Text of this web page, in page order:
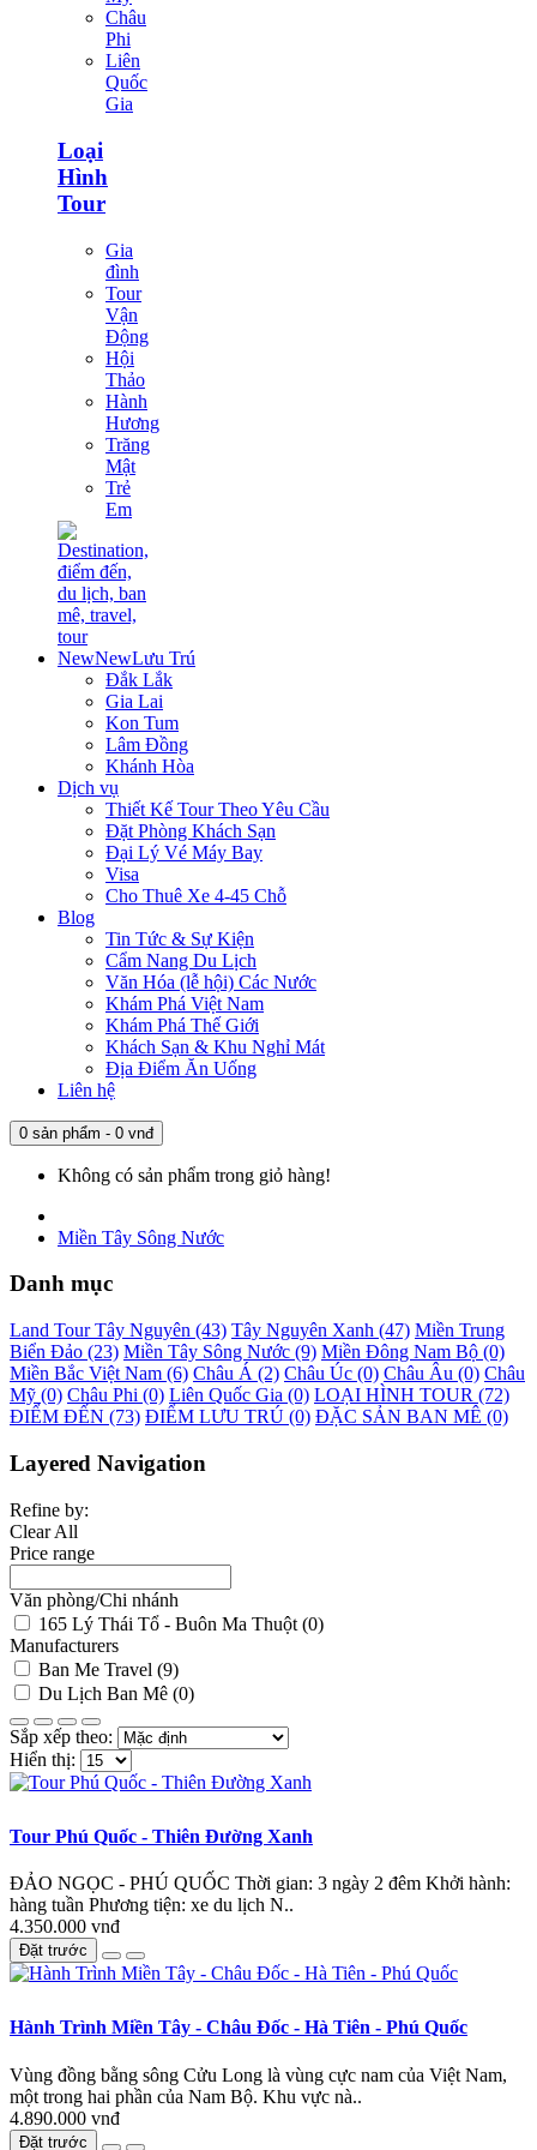
Châu
Phi
Liên
Quốc
Gia
Loại
Hình
Tour
Gia
đình
Tour
Vận
Động
Hội
Thảo
Hành
Hương
Trăng
Mật
Trẻ
Em
NewNewLưu Trú
Đắk Lắk
Gia Lai
Kon Tum
Lâm Đồng
Khánh Hòa
Dịch vụ
Thiết Kế Tour Theo Yêu Cầu
Đặt Phòng Khách Sạn
Đại Lý Vé Máy Bay
Visa
Cho Thuê Xe 4-45 Chỗ
Blog
Tin Tức & Sự Kiện
Cẩm Nang Du Lịch
Văn Hóa (lễ hội) Các Nước
Khám Phá Việt Nam
Khám Phá Thế Giới
Khách Sạn & Khu Nghỉ Mát
Địa Điểm Ăn Uống
Liên hệ
0 sản phẩm - 0 vnđ
Không có sản phẩm trong giỏ hàng!
Miền Tây Sông Nước
Danh mục
Land Tour Tây Nguyên (43) Tây Nguyên Xanh (47) Miền Trung
Biển Đảo (23) Miền Tây Sông Nước (9) Miền Đông Nam Bộ (0)
Miền Bắc Việt Nam (6) Châu Á (2) Châu Úc (0) Châu Âu (0) Châu
Mỹ (0) Châu Phi (0) Liên Quốc Gia (0) LOẠI HÌNH TOUR (72)
ĐIỂM ĐẾN (73) ĐIỂM LƯU TRÚ (0) ĐẶC SẢN BAN MÊ (0)
Layered Navigation
Refine by:
Clear All
Price range
Văn phòng/Chi nhánh
165 Lý Thái Tổ - Buôn Ma Thuột (0)
Manufacturers
Ban Me Travel (9)
Du Lịch Ban Mê (0)
Sắp xếp theo:
Hiển thị:
Tour Phú Quốc - Thiên Đường Xanh
ĐẢO NGỌC - PHÚ QUỐC Thời gian: 3 ngày 2 đêm Khởi hành:
hàng tuần Phương tiện: xe du lịch N..
4.350.000 vnđ
Đặt trước
Hành Trình Miền Tây - Châu Đốc - Hà Tiên - Phú Quốc
Vùng đồng bằng sông Cửu Long là vùng cực nam của Việt Nam,
một trong hai phần của Nam Bộ. Khu vực nà..
4.890.000 vnđ
Đặt trước